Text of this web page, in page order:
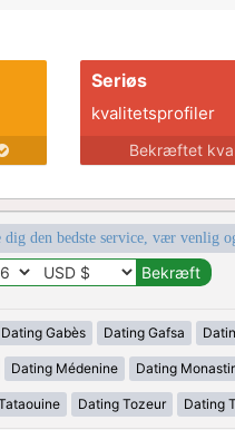
Seriøs
kvalitetsprofiler
Bekræftet
den bedste service, vær venlig
Dating Gabès Dating Gafsa
Dating Médenine Dating Monastir
Dating Tozeur Dating